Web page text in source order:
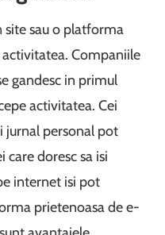
sau o platforma
Companiile
gandesc in primul
activitatea. Cei
jurnal personal pot
care doresc sa isi
internet isi pot
prietenoasa de e-